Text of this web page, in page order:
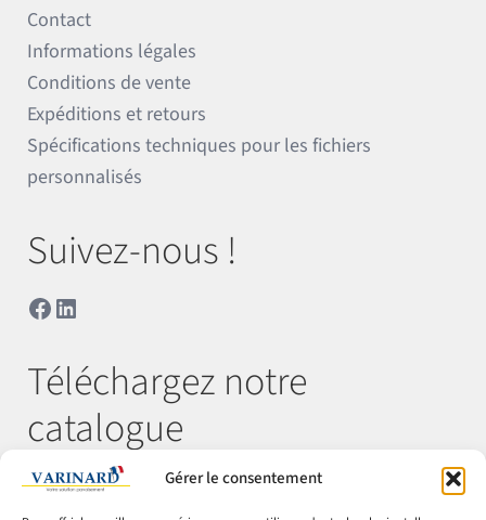
Gérer le consentement
Contact
Informations légales
Conditions de vente
Expéditions et retours
Spécifications techniques pour les fichiers
personnalisés
Suivez-nous !
Facebook
LinkedIn
Téléchargez notre
catalogue